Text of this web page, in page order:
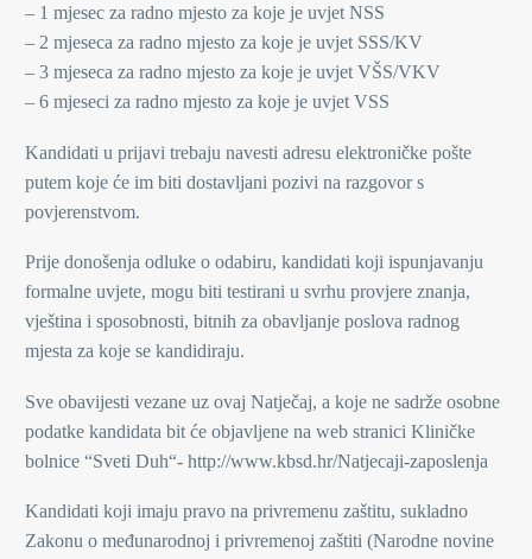
– 1 mjesec za radno mjesto za koje je uvjet NSS
– 2 mjeseca za radno mjesto za koje je uvjet SSS/KV
– 3 mjeseca za radno mjesto za koje je uvjet VŠS/VKV
– 6 mjeseci za radno mjesto za koje je uvjet VSS
Kandidati u prijavi trebaju navesti adresu elektroničke pošte
putem koje će im biti dostavljani pozivi na razgovor s
povjerenstvom.
Prije donošenja odluke o odabiru, kandidati koji ispunjavanju
formalne uvjete, mogu biti testirani u svrhu provjere znanja,
vještina i sposobnosti, bitnih za obavljanje poslova radnog
mjesta za koje se kandidiraju.
Sve obavijesti vezane uz ovaj Natječaj, a koje ne sadrže osobne
podatke kandidata bit će objavljene na web stranici Kliničke
bolnice “Sveti Duh“- http://www.kbsd.hr/Natjecaji-zaposlenja
Kandidati koji imaju pravo na privremenu zaštitu, sukladno
Zakonu o međunarodnoj i privremenoj zaštiti (Narodne novine